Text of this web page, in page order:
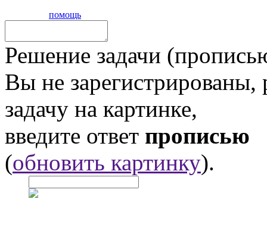
помощь
Решение задачи
Вы не
задачу на картинке,
введите ответ прописью
(обновить картинку).